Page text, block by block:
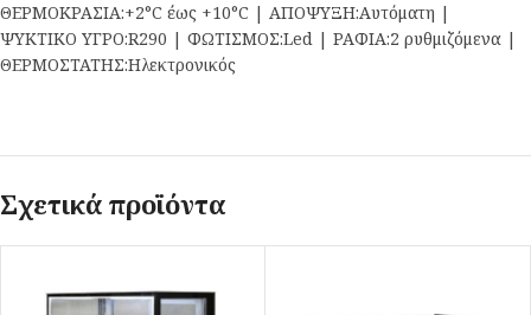
ΘΕΡΜΟΚΡΑΣΙΑ:+2°C έως +10°C | ΑΠΟΨΥΞΗ:Αυτόματη |
ΨΥΚΤΙΚΟ ΥΓΡΟ:R290 | ΦΩΤΙΣΜΟΣ:Led | ΡΑΦΙΑ:2 ρυθμιζόμενα |
ΘΕΡΜΟΣΤΑΤΗΣ:Ηλεκτρονικός
Σχετικά προϊόντα